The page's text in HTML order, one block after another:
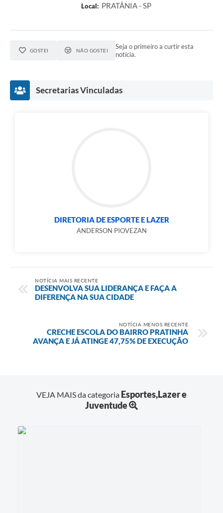
Local: PRATÂNIA - SP
GOSTEI NÃO GOSTEI
Seja o primeiro a curtir esta
notícia.
Secretarias Vinculadas
DIRETORIA DE ESPORTE E LAZER
ANDERSON PIOVEZAN
NOTÍCIA MAIS RECENTE
DESENVOLVA SUA LIDERANÇA E FAÇA A
DIFERENÇA NA SUA CIDADE
NOTÍCIA MENOS RECENTE
CRECHE ESCOLA DO BAIRRO PRATINHA
AVANÇA E JÁ ATINGE 47,75% DE EXECUÇÃO
VEJA MAIS da categoria Esportes,Lazer e
Juventude